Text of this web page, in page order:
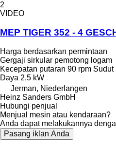
2
VIDEO
MEP TIGER 352 - 4
Harga berdasarkan permintaan
Gergaji sirkular pemotong logam
Kecepatan putaran 90 rpm Sudut
Daya 2,5 kW
Jerman, Niederlangen
Heinz Sanders GmbH
Hubungi penjual
Menjual mesin atau kendaraan?
Anda dapat melakukannya
Pasang iklan Anda